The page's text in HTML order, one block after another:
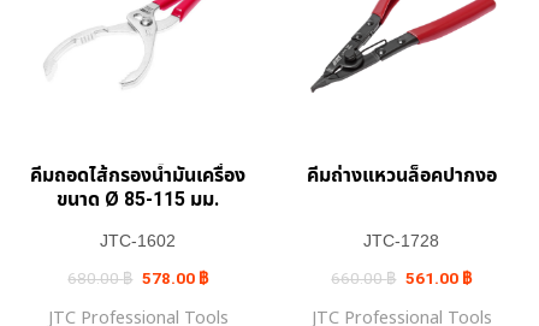
คีมถอดไส้กรองน้ำมันเครื่อง
ขนาด Ø 85-115 มม.
JTC-1602
680.00฿ Original
price
680.00 ฿.
578.00 ฿Current
price
578.00 ฿.
JTC Professional Tools
คีมถ่างแหวนล็อคปากงอ
JTC-1728
660.00฿ Original
price
660.00 ฿.
561.00 ฿Current
price
561.00 ฿.
JTC Professional Tools